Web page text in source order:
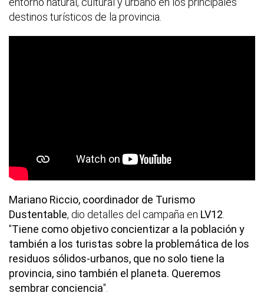
destinos turísticos de la provincia.
Mariano Riccio, coordinador de Turismo
Dustentable, dio detalles del campaña en LV12
"Tiene como objetivo concientizar a la población y
también a los turistas sobre la problemática de los
residuos sólidos-urbanos, que no solo tiene la
provincia, sino también el planeta. Queremos
sembrar conciencia".